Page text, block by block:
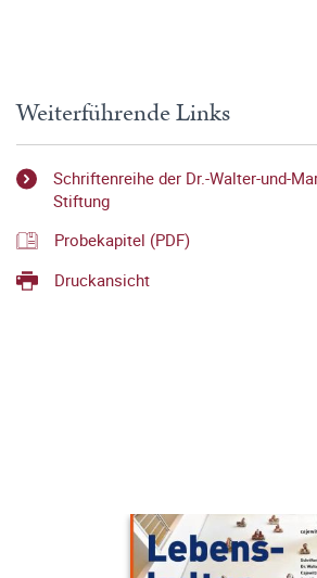
Weiterführende Links
Schriftenreihe der Dr.-Walter-und-
Stiftung
Probekapitel (PDF)
Druckansicht